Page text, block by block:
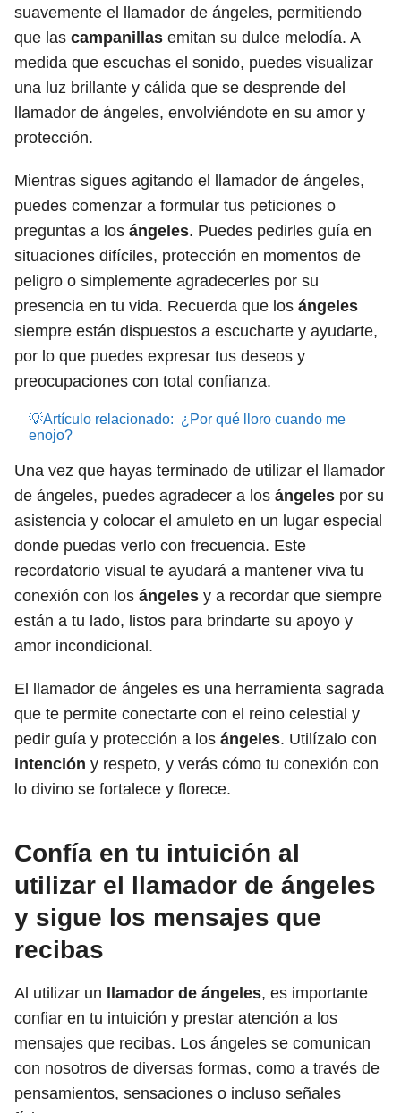
suavemente el llamador de ángeles, permitiendo
que las campanillas emitan su dulce melodía. A
medida que escuchas el sonido, puedes visualizar
una luz brillante y cálida que se desprende del
llamador de ángeles, envolviéndote en su amor y
protección.
Mientras sigues agitando el llamador de ángeles,
puedes comenzar a formular tus peticiones o
preguntas a los ángeles. Puedes pedirles guía en
situaciones difíciles, protección en momentos de
peligro o simplemente agradecerles por su
presencia en tu vida. Recuerda que los ángeles
siempre están dispuestos a escucharte y ayudarte,
por lo que puedes expresar tus deseos y
preocupaciones con total confianza.
💡Artículo relacionado: ¿Por qué lloro cuando me
enojo?
Una vez que hayas terminado de utilizar el llamador
de ángeles, puedes agradecer a los ángeles por su
asistencia y colocar el amuleto en un lugar especial
donde puedas verlo con frecuencia. Este
recordatorio visual te ayudará a mantener viva tu
conexión con los ángeles y a recordar que siempre
están a tu lado, listos para brindarte su apoyo y
amor incondicional.
El llamador de ángeles es una herramienta sagrada
que te permite conectarte con el reino celestial y
pedir guía y protección a los ángeles. Utilízalo con
intención y respeto, y verás cómo tu conexión con
lo divino se fortalece y florece.
Confía en tu intuición al
utilizar el llamador de ángeles
y sigue los mensajes que
recibas
Al utilizar un llamador de ángeles, es importante
confiar en tu intuición y prestar atención a los
mensajes que recibas. Los ángeles se comunican
con nosotros de diversas formas, como a través de
pensamientos, sensaciones o incluso señales